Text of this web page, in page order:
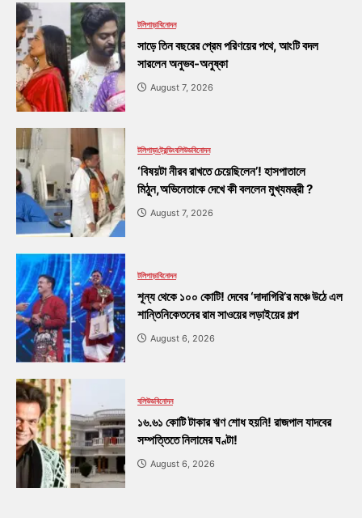
টলিপাড়াবিনোদন
সাড়ে তিন বছরের প্রেম পরিণয়ের পথে, আংটি বদল
সারলেন অনুভব-অনুষ্কা
August 7, 2026
টলিপাড়াট্রেন্ডিংবলিউডবিনোদন
‘বিষয়টা নীরব রাখতে চেয়েছিলেন’! হাসপাতালে
মিঠুন,অভিনেতাকে দেখে কী বললেন মুখ্যমন্ত্রী ?
August 7, 2026
টলিপাড়াবিনোদন
শূন্য থেকে ১০০ কোটি! দেবের ‘দাদাগিরি’র মঞ্চে উঠে এল
শান্তিনিকেতনের রাম সাওয়ের লড়াইয়ের গল্প
August 6, 2026
বলিউডবিনোদন
১৬.৬১ কোটি টাকার ঋণ শোধ হয়নি! রাজপাল যাদবের
সম্পত্তিতে নিলামের ঘণ্টা!
August 6, 2026